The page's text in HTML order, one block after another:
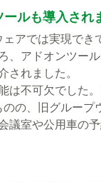
ルも導入され
アでは実現で
、アドオンツー
されました。
は不可欠でした
の、旧グルー
議室や公用車の